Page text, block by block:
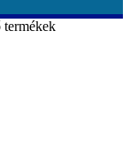
termékek